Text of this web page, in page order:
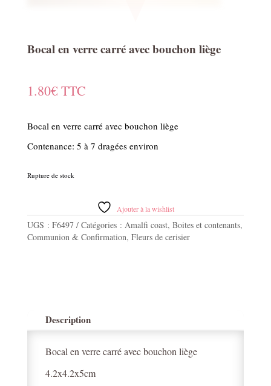
Bocal en verre carré avec bouchon liège
1.80€ TTC
Bocal en verre carré avec bouchon liège
Contenance: 5 à 7 dragées environ
Rupture de stock
Ajouter à la wishlist
UGS : F6497 Catégories : Amalfi coast, Boites et contenants,
Communion & Confirmation, Fleurs de cerisier
Description
Bocal en verre carré avec bouchon liège
4.2x4.2x5cm